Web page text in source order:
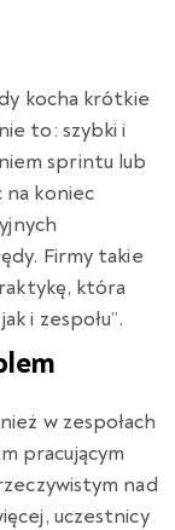
kocha krótkie
to: szybki i
sprintu lub
na koniec
Firmy takie
która
i zespołu”.
w zespołach
pracującym
nad
uczestnicy